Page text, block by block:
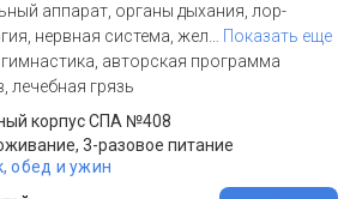
аппарат, органы дыхания, лор-
нервная система, жел
Показать еще
авторская программа
лечебная грязь
корпус СПА №408
3-разовое питание
обед и ужин